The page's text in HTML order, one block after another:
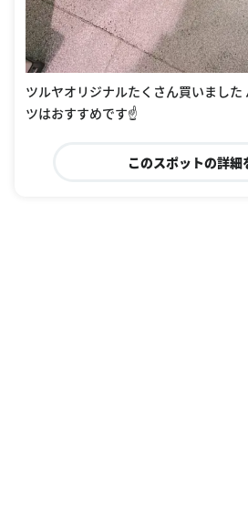
ツルヤオリジナルたくさん買いました
ツはおすすめです☝️
このスポットの詳細